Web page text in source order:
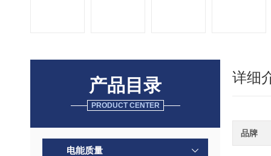
产品目录
PRODUCT CENTER
电能质量
详细
品牌